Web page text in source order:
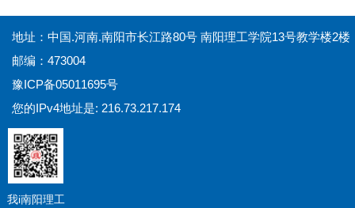
地址：中国.河南.南阳市长江路80号 南阳理工学院13号教学楼2楼
邮编：473004
豫ICP备05011695号
您的IPv4地址是: 216.73.217.174
我i南阳理工